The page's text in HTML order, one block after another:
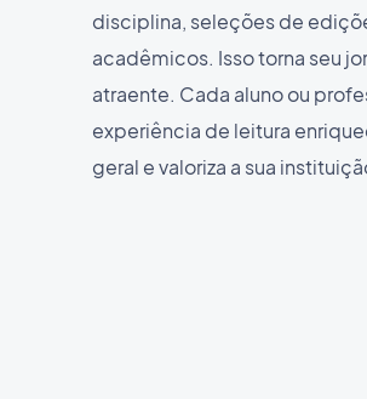
disciplina, seleções de
acadêmicos. Isso torna seu
atraente. Cada aluno ou
experiência de leitura
geral e valoriza a sua